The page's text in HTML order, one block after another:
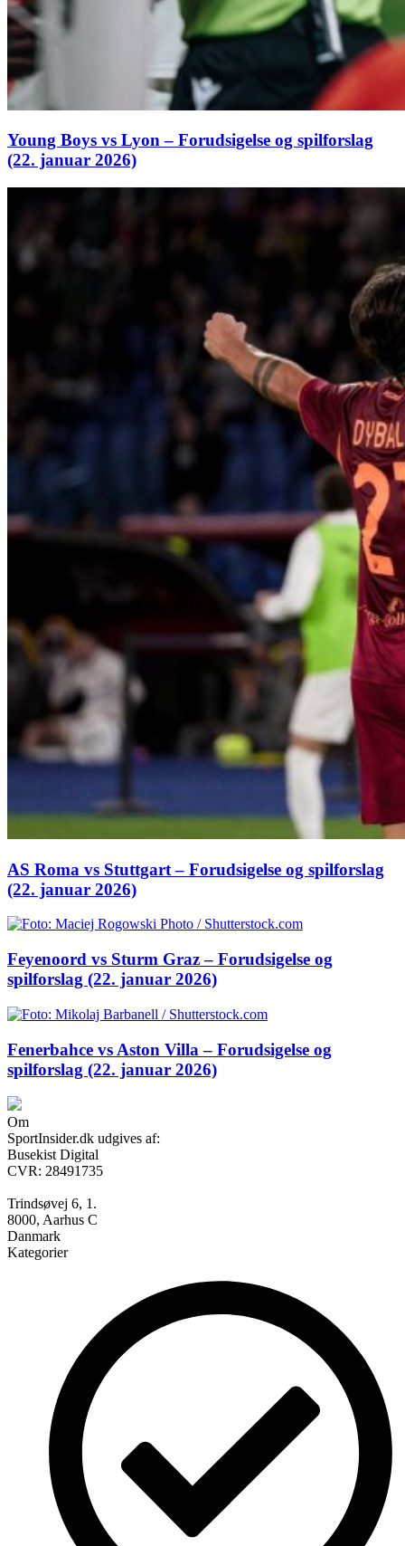
Young Boys vs Lyon – Forudsigelse og spilforslag
(22. januar 2026)
AS Roma vs Stuttgart – Forudsigelse og spilforslag
(22. januar 2026)
Feyenoord vs Sturm Graz – Forudsigelse og
spilforslag (22. januar 2026)
Fenerbahce vs Aston Villa – Forudsigelse og
spilforslag (22. januar 2026)
Om
SportInsider.dk udgives af:
Busekist Digital
CVR: 28491735
Trindsøvej 6, 1.
8000, Aarhus C
Danmark
Kategorier